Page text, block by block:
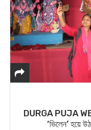
DURGA PUJA
‘ভিলেন’ হয়ে